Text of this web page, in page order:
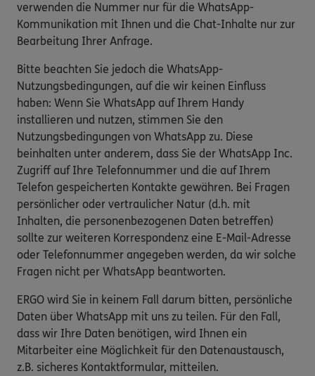
verwenden die Nummer nur für die WhatsApp-
Kommunikation mit Ihnen und die Chat-Inhalte nur zur
Bearbeitung Ihrer Anfrage.
Bitte beachten Sie jedoch die WhatsApp-
Nutzungsbedingungen, auf die wir keinen Einfluss
haben: Wenn Sie WhatsApp auf Ihrem Handy
installieren und nutzen, stimmen Sie den
Nutzungsbedingungen von WhatsApp zu. Diese
beinhalten unter anderem, dass Sie der WhatsApp Inc.
Zugriff auf Ihre Telefonnummer und die auf Ihrem
Telefon gespeicherten Kontakte gewähren. Bei Fragen
persönlicher oder vertraulicher Natur (d.h. mit
Inhalten, die personenbezogenen Daten betreffen)
sollte zur weiteren Korrespondenz eine E-Mail-Adresse
oder Telefonnummer angegeben werden, da wir solche
Fragen nicht per WhatsApp beantworten.
ERGO wird Sie in keinem Fall darum bitten, persönliche
Daten über WhatsApp mit uns zu teilen. Für den Fall,
dass wir Ihre Daten benötigen, wird Ihnen ein
Mitarbeiter eine Möglichkeit für den Datenaustausch,
z.B. sicheres Kontaktformular, mitteilen.